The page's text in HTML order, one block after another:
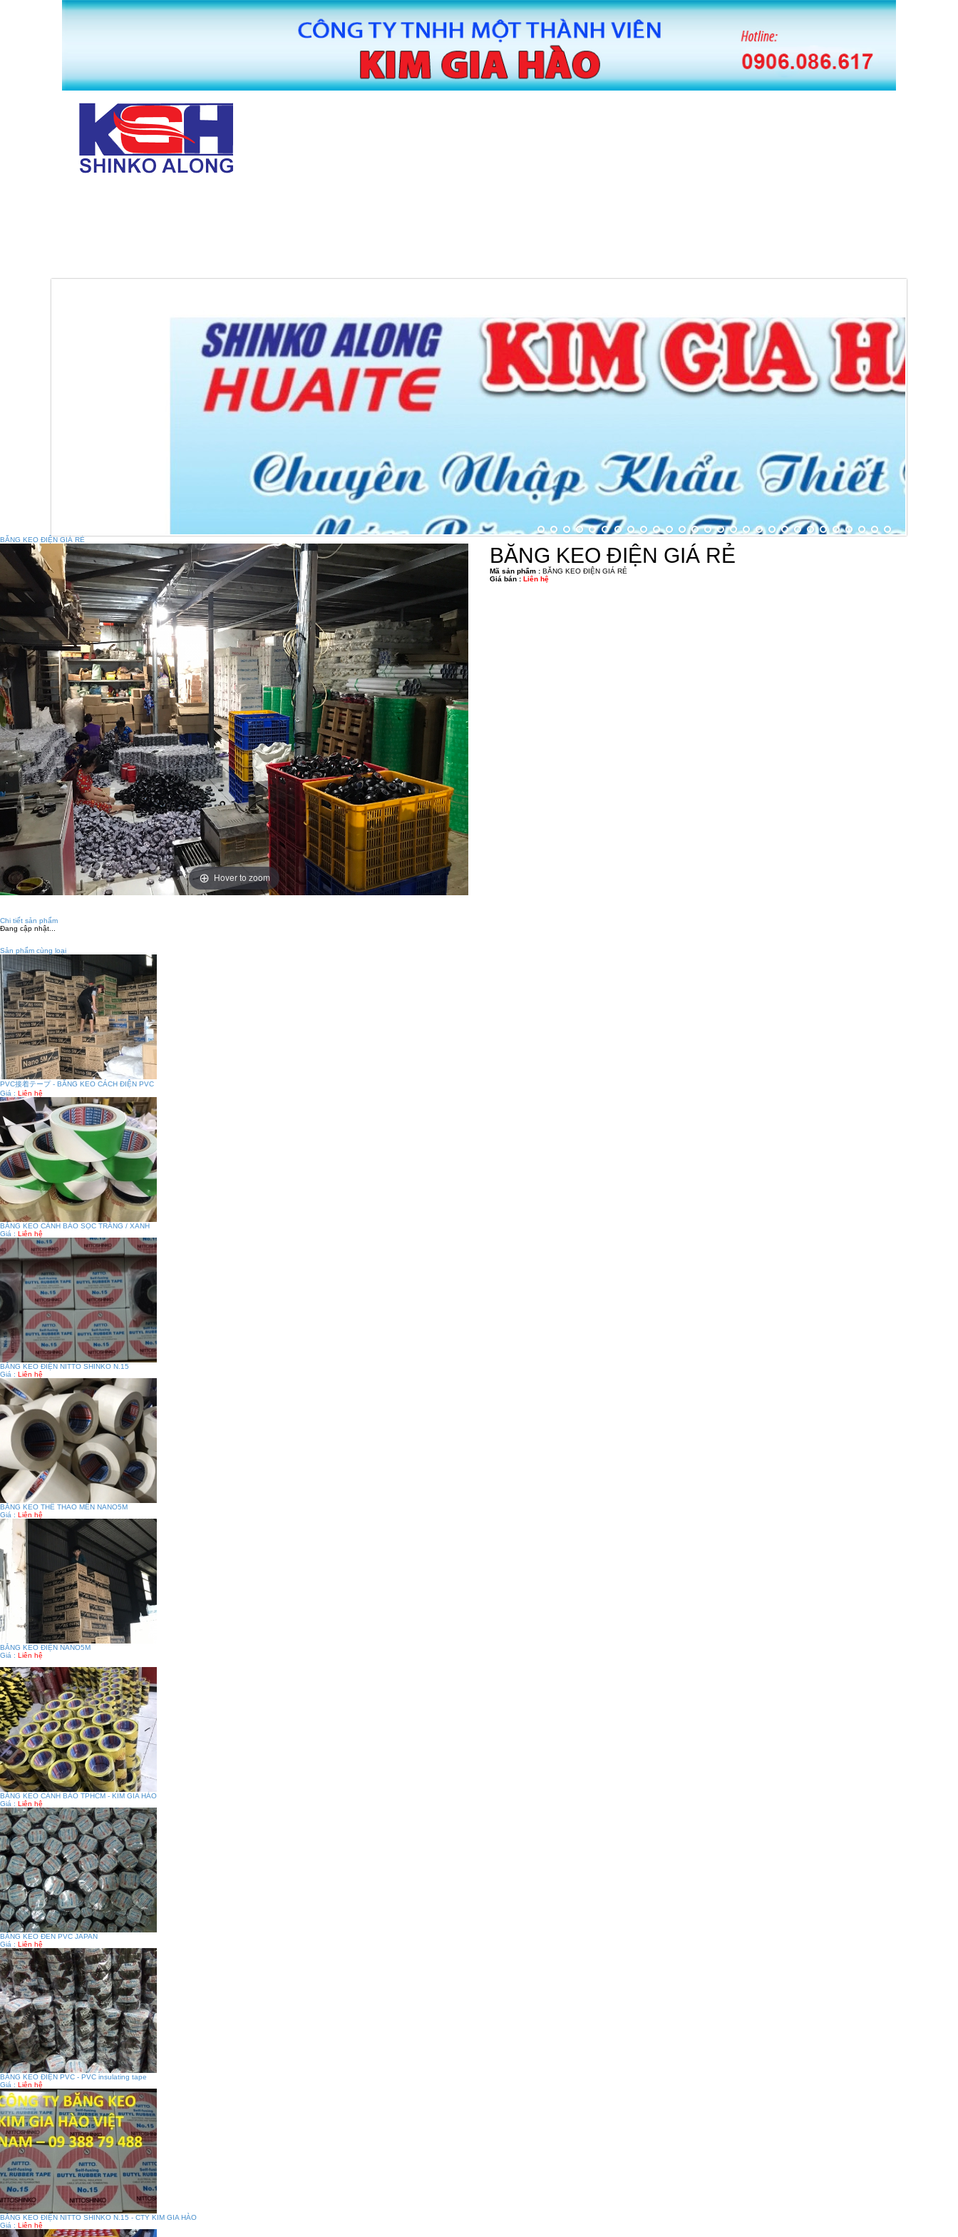
BĂNG KEO ĐIỆN GIÁ RẺ
Hover to zoom
BĂNG KEO ĐIỆN GIÁ RẺ
Mã sản phẩm : BĂNG KEO ĐIỆN GIÁ RẺ
Giá bán : Liên hệ
Chi tiết sản phẩm
Đang cập nhật...
Sản phẩm cùng loại
PVC接着テープ - BĂNG KEO CÁCH ĐIỆN PVC
Giá : Liên hệ
BĂNG KEO CẢNH BÁO SỌC TRẮNG / XANH
Giá : Liên hệ
BĂNG KEO ĐIỆN NITTO SHINKO N.15
Giá : Liên hệ
BĂNG KEO THỂ THAO MỀN NANO5M
Giá : Liên hệ
BĂNG KEO ĐIỆN NANO5M
Giá : Liên hệ
BĂNG KEO CẢNH BÁO TPHCM - KIM GIA HÀO
Giá : Liên hệ
BĂNG KEO ĐEN PVC JAPAN
Giá : Liên hệ
BĂNG KEO ĐIỆN PVC - PVC insulating tape
Giá : Liên hệ
BĂNG KEO ĐIỆN NITTO SHINKO N.15 - CTY KIM GIA HÀO
Giá : Liên hệ